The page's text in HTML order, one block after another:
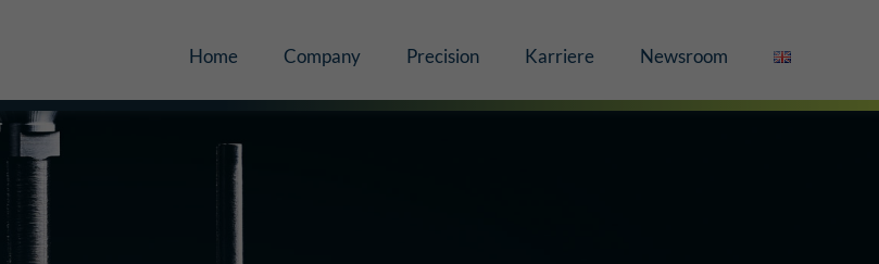
Home Company Precision Karriere Newsroom